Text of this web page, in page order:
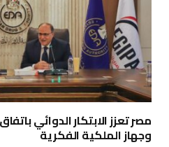
مصر تعزز الابتكار الدوائي
وجهاز الملكية الفكرية